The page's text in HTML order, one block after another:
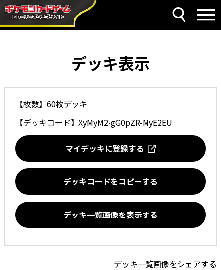
デッキ表示
【枚数】60枚デッキ
【デッキコード】 XyMyM2-gG0pZR-MyE2EU
マイデッキに登録する
デッキコードをコピーする
デッキ一覧画像を表示する
デッキ一覧画像をシェアする